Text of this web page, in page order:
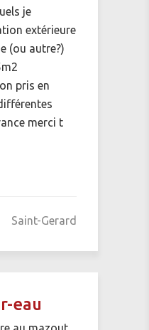
je
extérieure
(ou autre?)
pris en
merci t
Saint-Gerard
eau